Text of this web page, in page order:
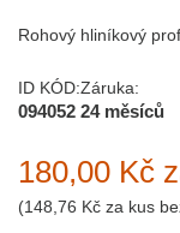
Rohový hliníkový
ID KÓD:
094052
Záruka:
24 měsíců
180,00 Kč
(148,76 Kč za kus